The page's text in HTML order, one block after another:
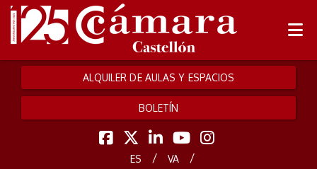
ALQUILER DE AULAS Y ESPACIOS
BOLETÍN
ES / VA /